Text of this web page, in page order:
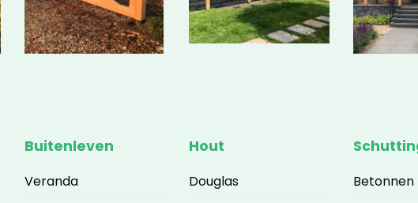
Buitenleven
Veranda
Hout
Douglas